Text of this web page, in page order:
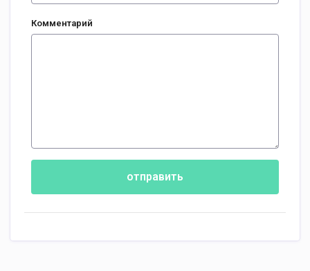
Комментарий
отправить